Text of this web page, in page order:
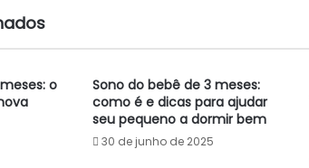
o
Sono do bebê de 3 meses:
como é e dicas para ajudar
seu pequeno a dormir bem
30 de junho de 2025